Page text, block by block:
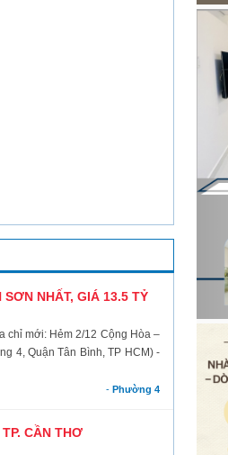
NHẤT, GIÁ 13.5 TỶ
chỉ mới: Hẻm 2/12 Cộng Hòa –
4, Quận Tân Bình, TP HCM) -
- Phường 4
CẦN THƠ